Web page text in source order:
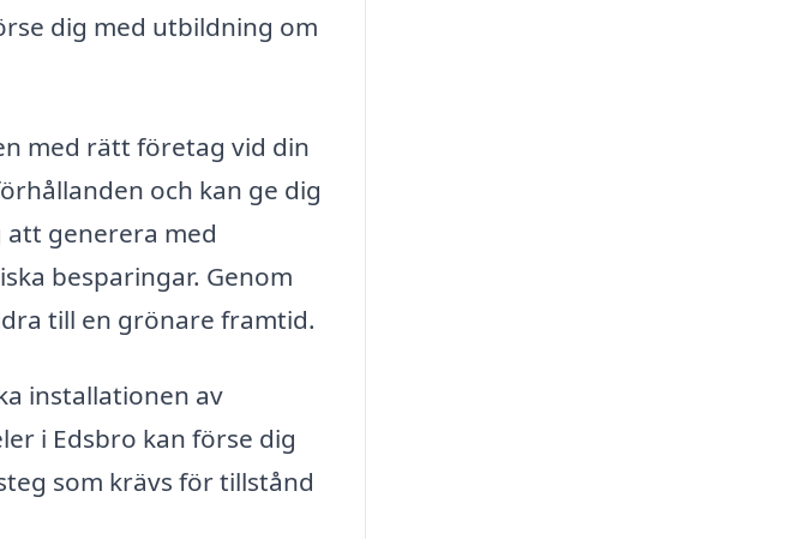
dig med utbildning om
med rätt företag vid din
och kan ge dig
generera med
besparingar. Genom
till en grönare framtid.
installationen av
i Edsbro kan förse dig
som krävs för tillstånd